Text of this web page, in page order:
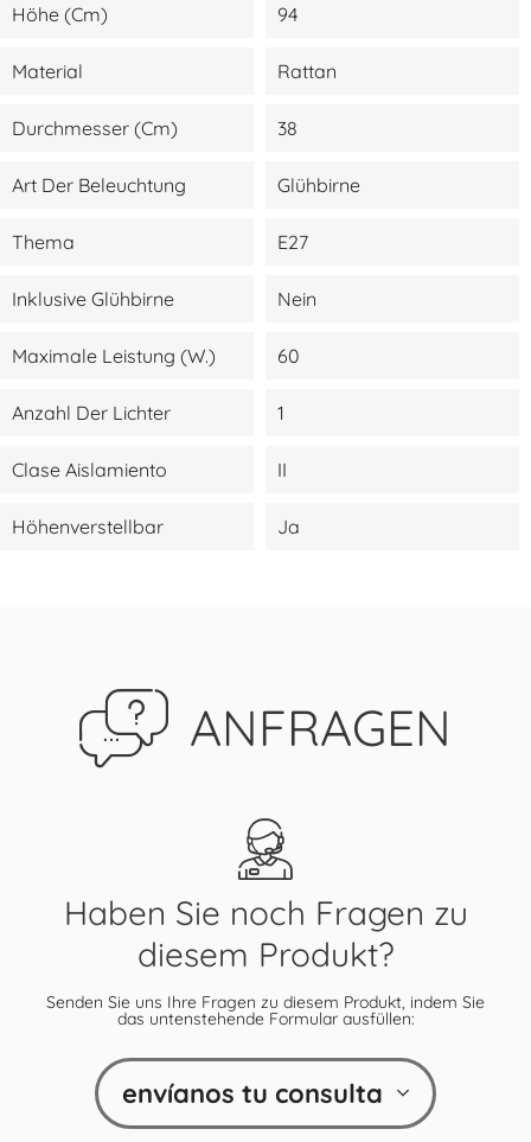
Höhe (cm) 94
Material Rattan
Durchmesser (cm) 38
Art Der Beleuchtung Glühbirne
Thema E27
Inklusive Glühbirne Nein
Maximale Leistung (W.) 60
Anzahl Der Lichter 1
Clase Aislamiento II
Höhenverstellbar Ja
ANFRAGEN
Haben Sie noch Fragen zu
diesem Produkt?
Senden Sie uns Ihre Fragen zu diesem Produkt, indem Sie
das untenstehende Formular ausfüllen:
envíanos tu consulta